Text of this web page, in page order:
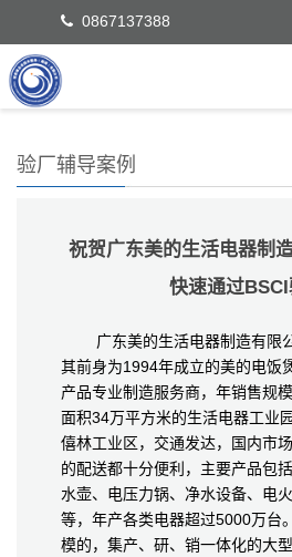
0867137388
验厂辅导案例
祝贺广东美的生活电器制
快速通过
广东美的生活电器制造有限
其前身为1994年成立的美的电饭
产品专业制造服务商，年销售规
面积34万平方米的生活电器工业
僖林工业区，交通发达，国内市
的配送都十分便利，主要产品包
水壶、电压力锅、净水设备、电
等，年产各类电器超过5000万台
模的，集产、研、销一体化的大